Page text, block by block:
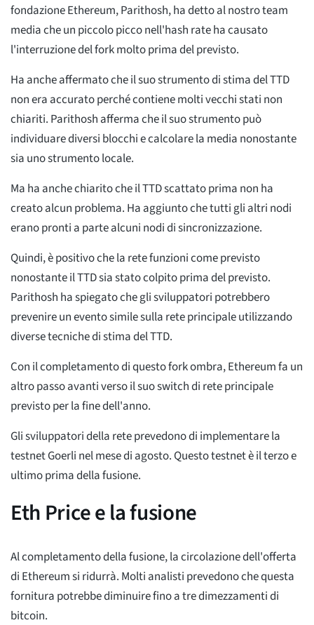
fondazione Ethereum, Parithosh, ha detto al nostro team
media che un piccolo picco nell'hash rate ha causato
l'interruzione del fork molto prima del previsto.
Ha anche affermato che il suo strumento di stima del TTD
non era accurato perché contiene molti vecchi stati non
chiariti. Parithosh afferma che il suo strumento può
individuare diversi blocchi e calcolare la media nonostante
sia uno strumento locale.
Ma ha anche chiarito che il TTD scattato prima non ha
creato alcun problema. Ha aggiunto che tutti gli altri nodi
erano pronti a parte alcuni nodi di sincronizzazione.
Quindi, è positivo che la rete funzioni come previsto
nonostante il TTD sia stato colpito prima del previsto.
Parithosh ha spiegato che gli sviluppatori potrebbero
prevenire un evento simile sulla rete principale utilizzando
diverse tecniche di stima del TTD.
Con il completamento di questo fork ombra, Ethereum fa un
altro passo avanti verso il suo switch di rete principale
previsto per la fine dell'anno.
Gli sviluppatori della rete prevedono di implementare la
testnet Goerli nel mese di agosto. Questo testnet è il terzo e
ultimo prima della fusione.
Eth Price e la fusione
Al completamento della fusione, la circolazione dell'offerta
di Ethereum si ridurrà. Molti analisti prevedono che questa
fornitura potrebbe diminuire fino a tre dimezzamenti di
bitcoin.